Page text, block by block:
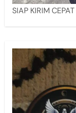
SIAP KIRIM